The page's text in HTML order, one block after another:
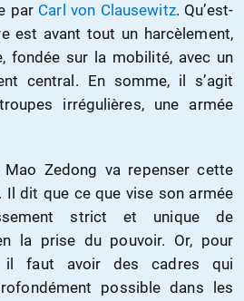
par Carl von Clausewitz. Qu’est-
est avant tout un harcèlement,
fondée sur la mobilité, avec un
central. En somme, il s’agit
irrégulières, une armée
Zedong va repenser cette
Il dit que ce que vise son armée
strict et unique de
la prise du pouvoir. Or, pour
il faut avoir des cadres qui
possible dans les